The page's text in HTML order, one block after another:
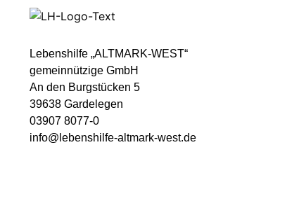
Lebenshilfe „ALTMARK-WEST“
gemeinnützige GmbH
An den Burgstücken 5
39638 Gardelegen
03907 8077-0
info@lebenshilfe-altmark-west.de